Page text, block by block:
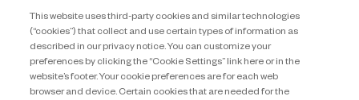
PEMBERITAHUAN PRIVASI
About Travel + Leisure Co
Hubungi Kami
Peta Situs
This website uses third-party cookies and similar technologies
(“cookies”) that collect and use certain types of information as
described in our privacy notice. You can customize your
preferences by clicking the “Cookie Settings” link here or in the
website’s footer. Your cookie preferences are for each web
browser and device. Certain cookies that are needed for the